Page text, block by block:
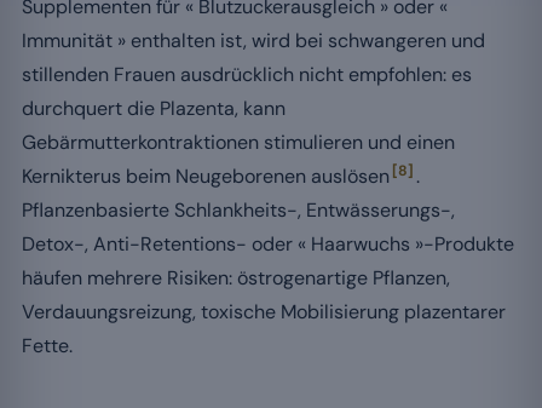
Supplementen für « Blutzuckerausgleich » oder «
Immunität » enthalten ist, wird bei schwangeren und
stillenden Frauen ausdrücklich nicht empfohlen: es
durchquert die Plazenta, kann
Gebärmutterkontraktionen stimulieren und einen
Kernikterus beim Neugeborenen auslösen [8] .
Pflanzenbasierte Schlankheits-, Entwässerungs-,
Detox-, Anti-Retentions- oder « Haarwuchs »-Produkte
häufen mehrere Risiken: östrogenartige Pflanzen,
Verdauungsreizung, toxische Mobilisierung plazentarer
Fette.